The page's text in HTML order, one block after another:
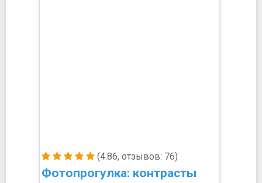
(4.86, отзывов: 76)
Фотопрогулка: контрасты